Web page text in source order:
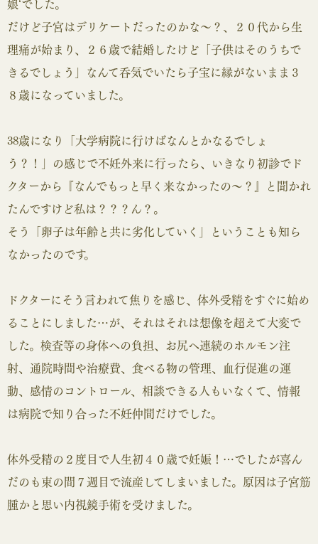
娘‘でした。
だけど子宮はデリケートだったのかな～？、２０代から生
理痛が始まり、２６歳で結婚したけど「子供はそのうちで
きるでしょう」なんて呑気でいたら子宝に縁がないまま３
８歳になっていました。
38歳になり「大学病院に行けばなんとかなるでしょ
う？！」の感じで不妊外来に行ったら、いきなり初診でド
クターから『なんでもっと早く来なかったの～？』と聞かれ
たんですけど私は？？？ん？。
そう「卵子は年齢と共に劣化していく」ということも知ら
なかったのです。
ドクターにそう言われて焦りを感じ、体外受精をすぐに始め
ることにしました…が、それはそれは想像を超えて大変で
した。検査等の身体への負担、お尻へ連続のホルモン注
射、通院時間や治療費、食べる物の管理、血行促進の運
動、感情のコントロール、相談できる人もいなくて、情報
は病院で知り合った不妊仲間だけでした。
体外受精の２度目で人生初４０歳で妊娠！…でしたが喜ん
だのも束の間７週目で流産してしまいました。原因は子宮筋
腫かと思い内視鏡手術を受けました。